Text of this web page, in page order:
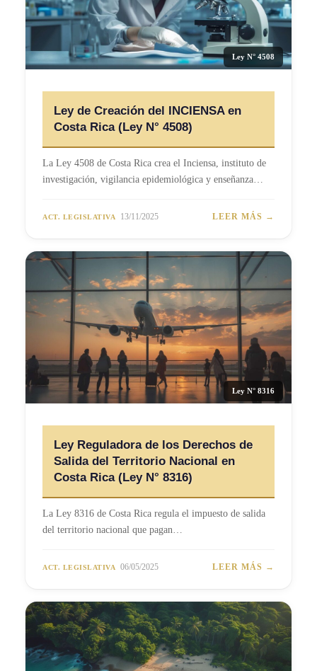
Ley N° 4508
Ley de Creación del INCIENSA en
Costa Rica (Ley N° 4508)
La Ley 4508 de Costa Rica crea el Inciensa, instituto de
investigación, vigilancia epidemiológica y enseñanza…
ACT. LEGISLATIVA 13/11/2025 LEER MÁS →
Ley N° 8316
Ley Reguladora de los Derechos de
Salida del Territorio Nacional en
Costa Rica (Ley N° 8316)
La Ley 8316 de Costa Rica regula el impuesto de salida
del territorio nacional que pagan…
ACT. LEGISLATIVA 06/05/2025 LEER MÁS →